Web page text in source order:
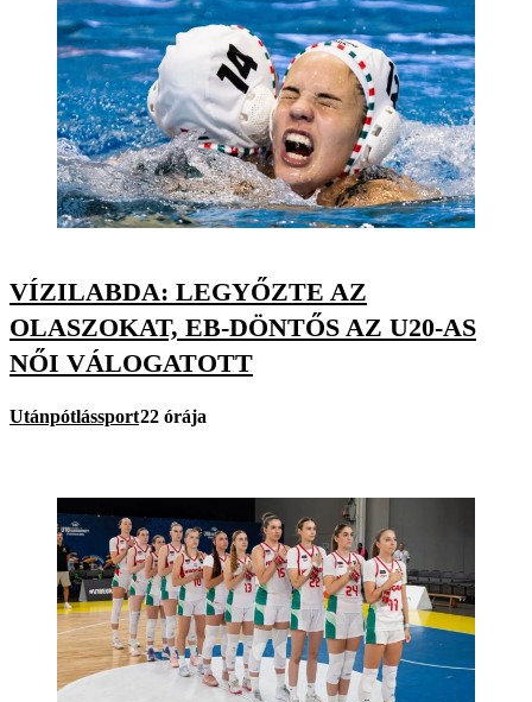
VÍZILABDA: LEGYŐZTE AZ
OLASZOKAT, EB-DÖNTŐS AZ U20-AS
NŐI VÁLOGATOTT
Utánpótlássport22 órája